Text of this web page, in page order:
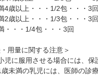
4歳以上・・・1/2包・・・3回
2歳以上・・・1/3包・・・3回
・・・1/4包・・・3回
用量に関する注意＞
児に服用させる場合には、
歳未満の乳児には、医師の診